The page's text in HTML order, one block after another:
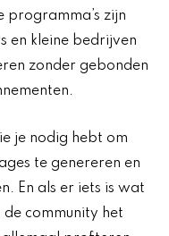
programma’s zijn
en kleine bedrijven
zonder gebonden
je nodig hebt om
te genereren en
En als er iets is wat
de community het